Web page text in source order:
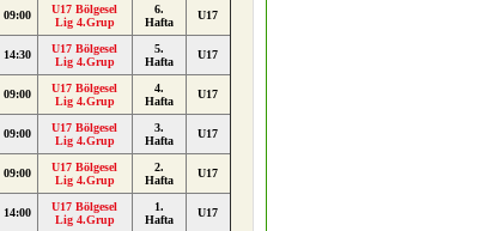
09:00
U17 Bölgesel
Lig 4.Grup
6.
Hafta
U17
14:30
U17 Bölgesel
Lig 4.Grup
5.
Hafta
U17
09:00
U17 Bölgesel
Lig 4.Grup
4.
Hafta
U17
09:00
U17 Bölgesel
Lig 4.Grup
3.
Hafta
U17
09:00
U17 Bölgesel
Lig 4.Grup
2.
Hafta
U17
14:00
U17 Bölgesel
Lig 4.Grup
1.
Hafta
U17